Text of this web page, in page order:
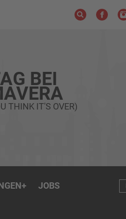
BEI
THINK IT'S OVER)
+ JOBS